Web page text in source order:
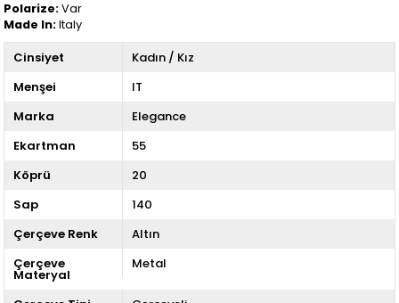
Polarize:Var
Made In:Italy
Cinsiyet
Kadın / Kız
Menşei
IT
Marka
Elegance
Ekartman
55
Köprü
20
Sap
140
Çerçeve Renk
Altın
Çerçeve
Materyal
Metal